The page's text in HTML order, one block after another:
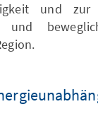
und zur